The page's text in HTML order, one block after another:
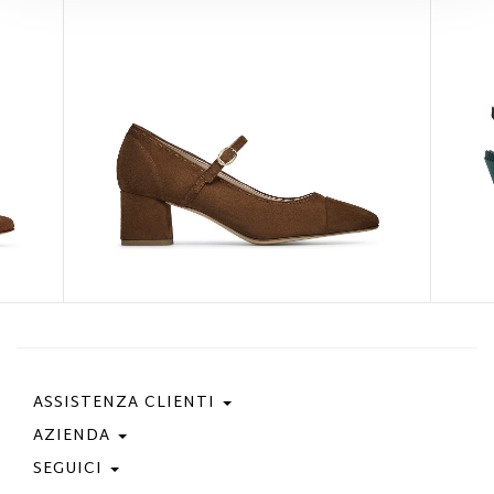
ASSISTENZA CLIENTI
Contattaci
Condizioni Di Acquisto
AZIENDA
Privacy Policy
SEGUICI